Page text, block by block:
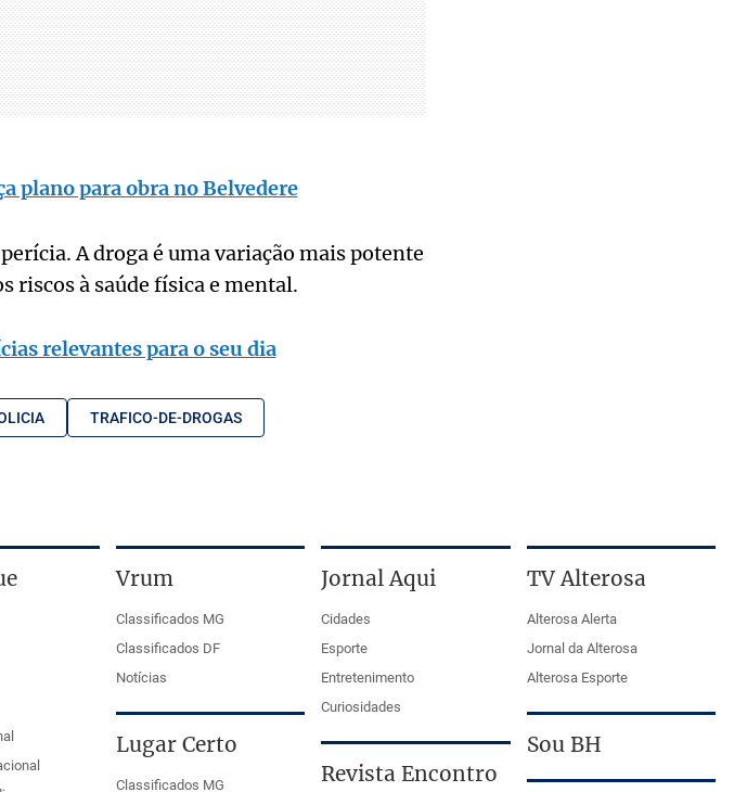
plano para obra no Belvedere
A droga é uma variação mais potente
riscos à saúde física e mental.
relevantes para o seu dia
TRAFICO-DE-DROGAS
Vrum
Classificados MG
Classificados DF
Notícias
Lugar Certo
Classificados MG
Jornal Aqui
Cidades
Esporte
Entretenimento
Curiosidades
Revista Encontro
TV Alterosa
Alterosa Alerta
Jornal da Alterosa
Alterosa Esporte
Sou BH